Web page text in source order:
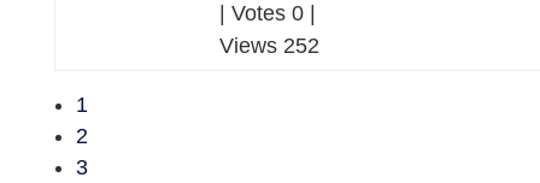
Votes 0
Views 252
1
2
3